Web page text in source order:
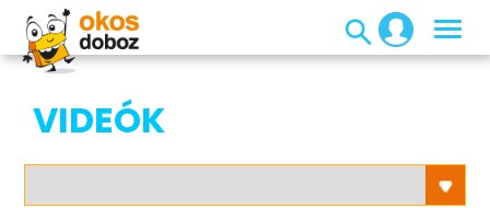
VIDEÓK